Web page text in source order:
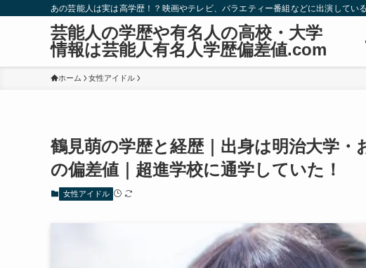
あの芸能人は実は高学歴！？映画やテレビ、バラエティー番組などに出演して
芸能人の学歴や有名人の高校・大学
情報は芸能人有名人学歴偏差値.com
ホーム 女性アイドル
鶴見萌の学歴と経歴｜出身は明治大学・
の偏差値｜超進学校に通学していた！
女性アイドル